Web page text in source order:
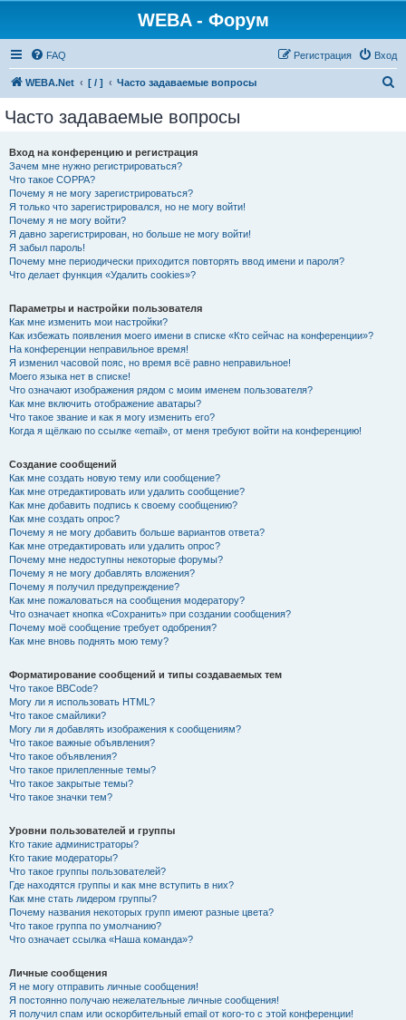
WEBA - Форум
FAQ Вход
Регистрация
WEBA.Net [ / ] Часто задаваемые вопросы
Часто задаваемые вопросы
Вход на конференцию и регистрация
Зачем мне нужно регистрироваться?
Что такое COPPA?
Почему я не могу зарегистрироваться?
Я только что зарегистрировался, но не могу войти!
Почему я не могу войти?
Я давно зарегистрирован, но больше не могу войти!
Я забыл пароль!
Почему мне периодически приходится повторять ввод имени и пароля?
Что делает функция «Удалить cookies»?
Параметры и настройки пользователя
Как мне изменить мои настройки?
Как избежать появления моего имени в списке «Кто сейчас на конференции»?
На конференции неправильное время!
Я изменил часовой пояс, но время всё равно неправильное!
Моего языка нет в списке!
Что означают изображения рядом с моим именем пользователя?
Как мне включить отображение аватары?
Что такое звание и как я могу изменить его?
Когда я щёлкаю по ссылке «email», от меня требуют войти на конференцию!
Создание сообщений
Как мне создать новую тему или сообщение?
Как мне отредактировать или удалить сообщение?
Как мне добавить подпись к своему сообщению?
Как мне создать опрос?
Почему я не могу добавить больше вариантов ответа?
Как мне отредактировать или удалить опрос?
Почему мне недоступны некоторые форумы?
Почему я не могу добавлять вложения?
Почему я получил предупреждение?
Как мне пожаловаться на сообщения модератору?
Что означает кнопка «Сохранить» при создании сообщения?
Почему моё сообщение требует одобрения?
Как мне вновь поднять мою тему?
Форматирование сообщений и типы создаваемых тем
Что такое BBCode?
Могу ли я использовать HTML?
Что такое смайлики?
Могу ли я добавлять изображения к сообщениям?
Что такое важные объявления?
Что такое объявления?
Что такое прилепленные темы?
Что такое закрытые темы?
Что такое значки тем?
Уровни пользователей и группы
Кто такие администраторы?
Кто такие модераторы?
Что такое группы пользователей?
Где находятся группы и как мне вступить в них?
Как мне стать лидером группы?
Почему названия некоторых групп имеют разные цвета?
Что такое группа по умолчанию?
Что означает ссылка «Наша команда»?
Личные сообщения
Я не могу отправить личные сообщения!
Я постоянно получаю нежелательные личные сообщения!
Я получил спам или оскорбительный email от кого-то с этой конференции!